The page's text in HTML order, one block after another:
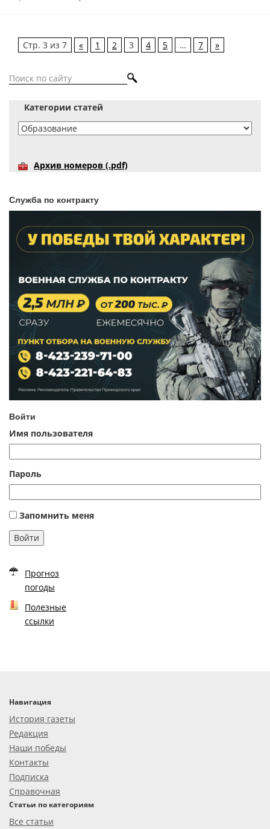
Стр. 3 из 7 « 1 2 3 4 5 … 7 »
Категории статей
Архив номеров (.pdf)
Служба по контракту
Войти
Имя пользователя
Пароль
Запомнить меня
Войти
Прогноз
погоды
Полезные
ссылки
Навигация
История газеты
Редакция
Наши победы
Контакты
Подписка
Справочная
Статьи по категориям
Все статьи